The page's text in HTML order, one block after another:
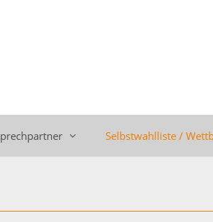
Selbstwahlliste /